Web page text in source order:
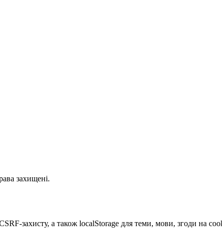
захищені.
захисту, а також localStorage для теми, мови, згоди на